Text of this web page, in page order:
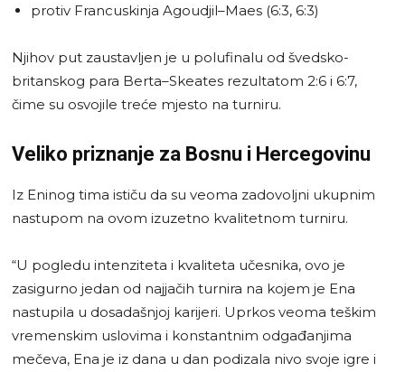
protiv Francuskinja Agoudjil–Maes (6:3, 6:3)
Njihov put zaustavljen je u polufinalu od švedsko-
britanskog para Berta–Skeates rezultatom 2:6 i 6:7,
čime su osvojile treće mjesto na turniru.
Veliko priznanje za Bosnu i Hercegovinu
Iz Eninog tima ističu da su veoma zadovoljni ukupnim
nastupom na ovom izuzetno kvalitetnom turniru.
“U pogledu intenziteta i kvaliteta učesnika, ovo je
zasigurno jedan od najjačih turnira na kojem je Ena
nastupila u dosadašnjoj karijeri. Uprkos veoma teškim
vremenskim uslovima i konstantnim odgađanjima
mečeva, Ena je iz dana u dan podizala nivo svoje igre i